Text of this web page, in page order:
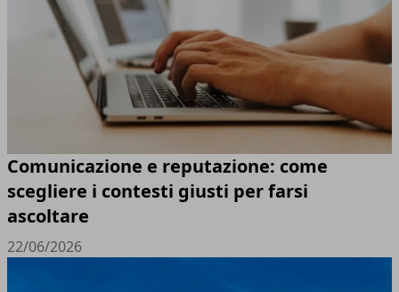
Comunicazione e reputazione: come
scegliere i contesti giusti per farsi
ascoltare
22/06/2026